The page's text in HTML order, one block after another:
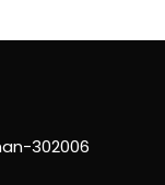
302006